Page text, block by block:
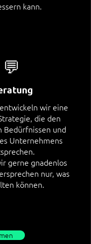
kann.
💬
wir eine
die den
Bedürfnissen und
Unternehmens
gerne gnadenlos
nur, was
können.